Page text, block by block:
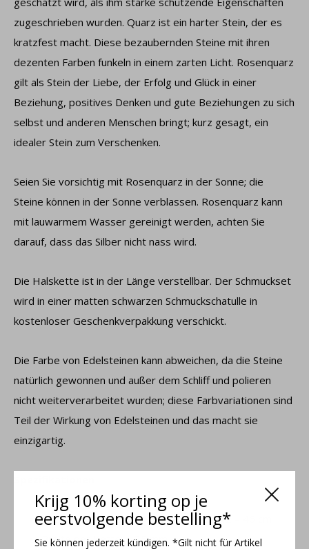
Krijg 10% korting op je
eerstvolgende bestelling*
Sie können jederzeit kündigen. *Gilt nicht für Artikel
zugeschrieben wurden. Quarz ist ein harter Stein, der es
kratzfest macht. Diese bezaubernden Steine ​​mit ihren
dezenten Farben funkeln in einem zarten Licht. Rosenquarz
gilt als Stein der Liebe, der Erfolg und Glück in einer
Beziehung, positives Denken und gute Beziehungen zu sich
selbst und anderen Menschen bringt; kurz gesagt, ein
idealer Stein zum Verschenken.
Seien Sie vorsichtig mit Rosenquarz in der Sonne; die
Steine ​​können in der Sonne verblassen. Rosenquarz kann
mit lauwarmem Wasser gereinigt werden, achten Sie
darauf, dass das Silber nicht nass wird.
Die Halskette ist in der Länge verstellbar. Der Schmuckset
wird in einer matten schwarzen Schmuckschatulle in
kostenloser Geschenkverpakkung verschickt.
Die Farbe von Edelsteinen kann abweichen, da die Steine ​​
natürlich gewonnen und außer dem Schliff und polieren
nicht weiterverarbeitet wurden; diese Farbvariationen sind
Teil der Wirkung von Edelsteinen und das macht sie
einzigartig.
Gliederkette mit Verlängerungskette 42 – 46 cm
Breite der Kette: 1,35 mm